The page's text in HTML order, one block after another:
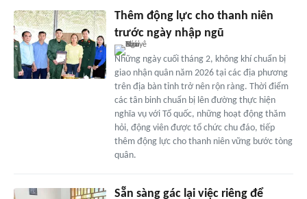
Thêm động lực cho thanh niên
trước ngày nhập ngũ
Những ngày cuối tháng 2, không khí chuẩn bị
giao nhận quân năm 2026 tại các địa phương
trên địa bàn tỉnh trở nên rộn ràng. Thời điểm
các tân binh chuẩn bị lên đường thực hiện
nghĩa vụ với Tổ quốc, những hoạt động thăm
hỏi, động viên được tổ chức chu đáo, tiếp
thêm động lực cho thanh niên vững bước tòng
quân.
Sẵn sàng gác lại việc riêng để